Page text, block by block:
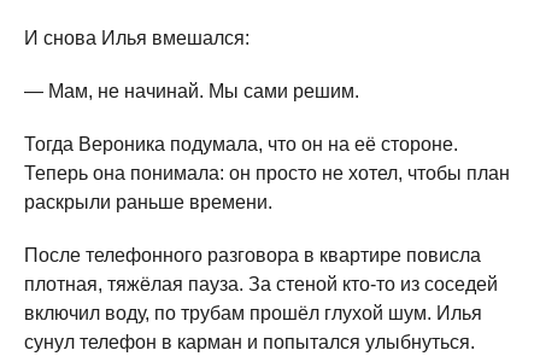
И снова Илья вмешался:
— Мам, не начинай. Мы сами решим.
Тогда Вероника подумала, что он на её стороне.
Теперь она понимала: он просто не хотел, чтобы план
раскрыли раньше времени.
После телефонного разговора в квартире повисла
плотная, тяжёлая пауза. За стеной кто-то из соседей
включил воду, по трубам прошёл глухой шум. Илья
сунул телефон в карман и попытался улыбнуться.